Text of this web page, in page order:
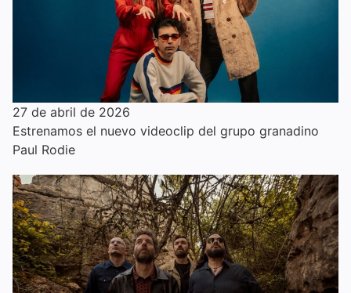
27 de abril de 2026
Estrenamos el nuevo videoclip del grupo granadino
Paul Rodie